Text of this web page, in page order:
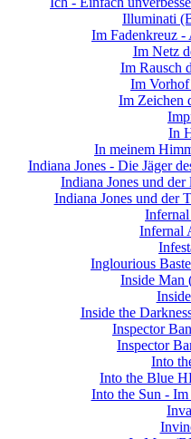
Illuminati
Im Fadenkreuz -
Im Netz
Im Rausch
Im
Im Zeichen
In
In meinem
Indiana Jones - Die Jäger
Indiana Jones und
Indiana Jones und der
Infernal
Inglourious
Inside
Inside the
Inspector
Inspector
Into
Into the Blue
Into the Sun -